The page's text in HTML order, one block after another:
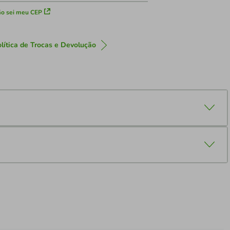
sei meu CEP
de Trocas e Devolução